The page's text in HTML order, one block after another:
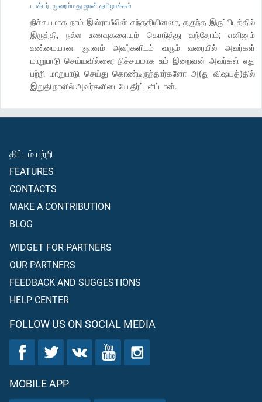
டாக்டர். முஹம்மது ஜான் தமிழாக்கம்
நிச்சயமாக நாம் இஸ்ராயீலின் சந்ததியினரை, தகுந்த இருப்பிடத்தில்
இருத்தி, நல்ல உணவுகளையும் கொடுத்து வந்தோம்; எனினும்
உண்மையான ஞானம் அவர்களிடம் வரும் வரையில் அவர்கள்
மாறுபாடு செய்யவில்லை; நிச்சயமாக உம் இறைவன் அவர்கள் எது
பற்றி மாறுபாடு செய்து கொண்டிருந்தார்களோ அ(து விஷயத்)தில்
இறுதி நாளில் அவர்களிடையே தீர்ப்பளிப்பான்.
திட்டம் பற்றி
FEATURES
CONTACTS
MAKE A CONTRIBUTION
BLOG
WIDGET FOR PARTNERS
OUR PARTNERS
FEEDBACK AND SUGGESTIONS
HELP CENTER
FOLLOW US ON SOCIAL MEDIA
MOBILE APP